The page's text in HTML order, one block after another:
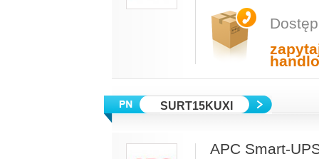
SURT15KUXI
APC Smart-